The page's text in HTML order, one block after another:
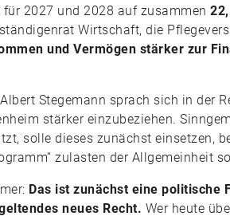
für 2027 und 2028 auf zusammen
Wirtschaft, die
und Vermögen stärker zur
Stegemann sprach sich in der
stärker einzubeziehen.
solle dieses zunächst einsetzen,
zulasten der Allgemeinheit
Das ist zunächst eine politische
neues Recht. Wer heute